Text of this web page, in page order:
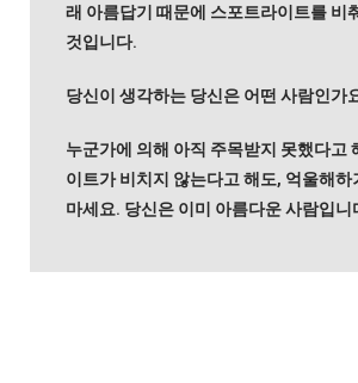
래 아름답기 때문에 스포트라이트를 비
것입니다.
당신이 생각하는 당신은 어떤 사람인가
누군가에 의해 아직 주목받지 못했다고
이트가 비치지 않는다고 해도, 억울해하
마세요. 당신은 이미 아름다운 사람입니